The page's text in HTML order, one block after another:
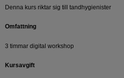
Denna kurs riktar sig till tandhygienister
Omfattning
3 timmar digital workshop
Kursavgift